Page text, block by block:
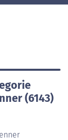
(6143)